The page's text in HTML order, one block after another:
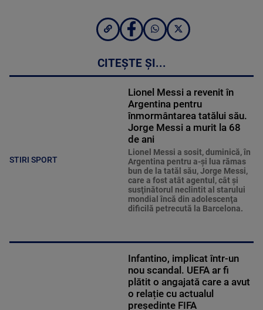
CITEȘTE ȘI...
STIRI SPORT
Lionel Messi a revenit în
Argentina pentru
înmormântarea tatălui său.
Jorge Messi a murit la 68
de ani
Lionel Messi a sosit, duminică, în
Argentina pentru a-şi lua rămas
bun de la tatăl său, Jorge Messi,
care a fost atât agentul, cât şi
susţinătorul neclintit al starului
mondial încă din adolescenţa
dificilă petrecută la Barcelona.
Infantino, implicat într-un
nou scandal. UEFA ar fi
plătit o angajată care a avut
o relație cu actualul
președinte FIFA